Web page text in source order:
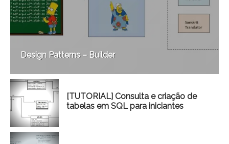
Design Patterns – Builder
[TUTORIAL] Consulta e criação de
tabelas em SQL para iniciantes